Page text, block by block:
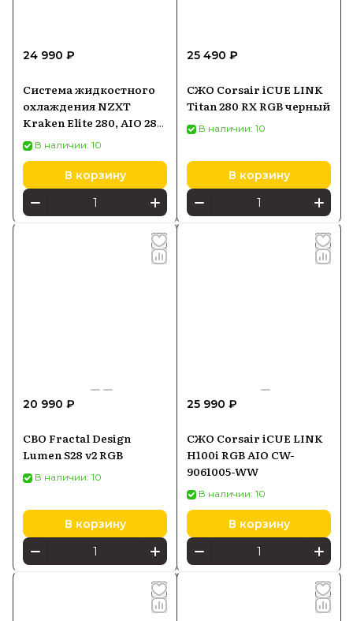
24 990 ₽
Система жидкостного
охлаждения NZXT
Kraken Elite 280, AIO 280
мм, чёрная
В наличии: 10
В корзину
25 490 ₽
СЖО Corsair iCUE LINK
Titan 280 RX RGB черный
В наличии: 10
В корзину
20 990 ₽
СВО Fractal Design
Lumen S28 v2 RGB
В наличии: 10
В корзину
25 990 ₽
СЖО Corsair iCUE LINK
H100i RGB AIO CW-
9061005-WW
В наличии: 10
В корзину